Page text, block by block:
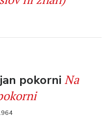
pokorni Na